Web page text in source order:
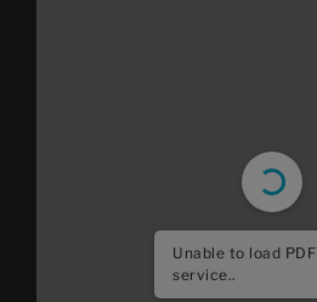
Unable to load PDF
service..